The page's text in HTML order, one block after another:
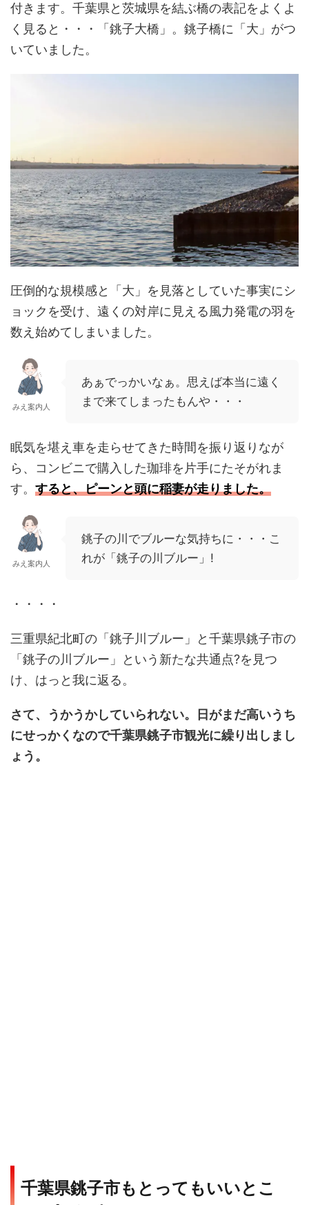
付きます。千葉県と茨城県を結ぶ橋の表記をよくよ
く見ると・・・「銚子大橋」。銚子橋に「大」がつ
いていました。
圧倒的な規模感と「大」を見落としていた事実にシ
ョックを受け、遠くの対岸に見える風力発電の羽を
数え始めてしまいました。
みえ案内人
あぁでっかいなぁ。思えば本当に遠く
まで来てしまったもんや・・・
眠気を堪え車を走らせてきた時間を振り返りなが
ら、コンビニで購入した珈琲を片手にたそがれま
す。 すると、ピーンと頭に稲妻が走りました。
みえ案内人
銚子の川でブルーな気持ちに・・・こ
れが「銚子の川ブルー」!
・・・・
三重県紀北町の「銚子川ブルー」と千葉県銚子市の
「銚子の川ブルー」という新たな共通点?を見つ
け、はっと我に返る。
さて、うかうかしていられない。日がまだ高いうち
にせっかくなので千葉県銚子市観光に繰り出しまし
ょう。
千葉県銚子市もとってもいいとこ